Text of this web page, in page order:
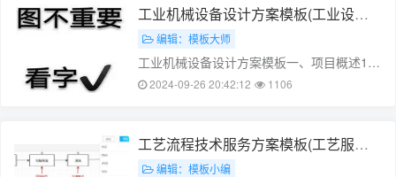
战。为了提高生产效率，降低生产成本，提
高产品质量，本工厂决定采取以下降本增效
工作……
工业机械设备设计方案模板(工业设备
设计规范有哪些)
编辑：模板大师
工业机械设备设计方案模板一、项目概述1.
项目背景随着工业的发展，对于机械设备的
产效率，降低成本，本方案致力于设计一种
高效、节能、环保的工业机械设备。……
2024-09-26 20:42:12 1106
工艺流程技术服务方案模板(工艺服务
是什么)
编辑：模板小编